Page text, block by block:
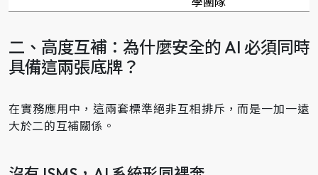
二、高度互補：為什麼安全的 AI 必須同時
具備這兩張底牌？
在實務應用中，這兩套標準絕非互相排斥，而是一加一遠
大於二的互補關係。